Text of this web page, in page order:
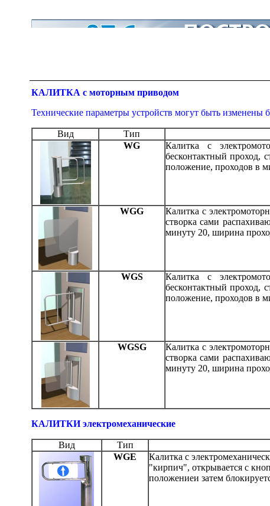
КАЛИТКА с моторным приводом
Технические параметры устройств могут быть изменены
Вид Тип
WG
Калитка с
бесконтактный проход,
положение, проходов в
WGG
Калитка с
створка сами
минуту 20, ширина
WGS
Калитка с
бесконтактный проход,
положение, проходов в
WGSG
Калитка с
створка сами
минуту 20, ширина
КАЛИТКИ электромеханические
Вид Тип
WGE
Калитка с
"кирпич", открывается с
положениеи затем